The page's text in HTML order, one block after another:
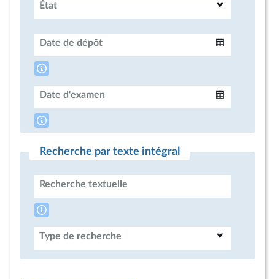
État
Date de dépôt
Date d'examen
Recherche par texte intégral
Recherche textuelle
Type de recherche